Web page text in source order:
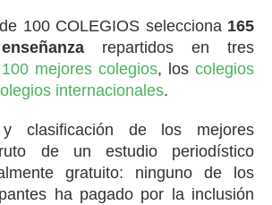
100 COLEGIOS selecciona165
repartidos en tres
100 mejores colegios, los colegios
internacionales.
clasificación de los mejores
de un estudio periodístico
gratuito: ninguno de los
ha pagado por la inclusión